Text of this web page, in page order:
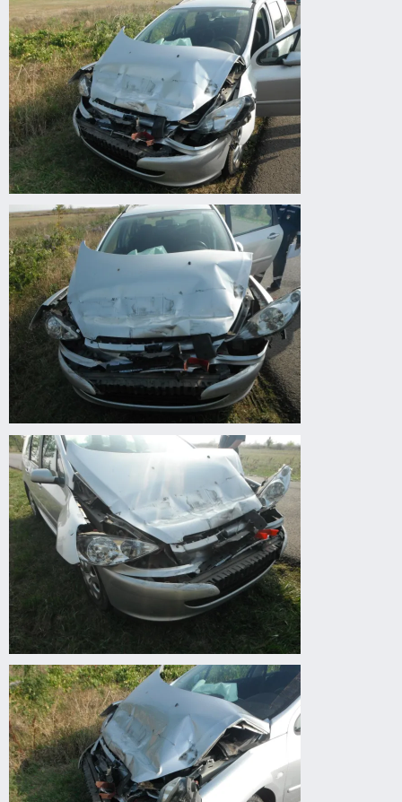
autóbaleset
Körösladány
felé
autóbaleset
Körösladány
felé
autóbaleset
Körösladány
felé
autóbaleset